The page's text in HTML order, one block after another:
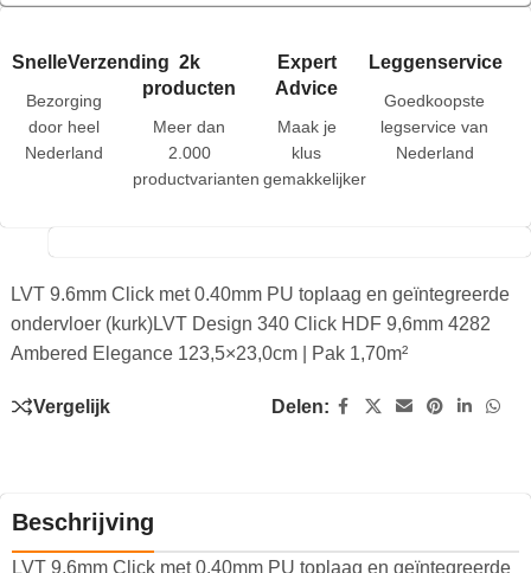
SnelleVerzending
Bezorging
door heel
Nederland
2k
producten
Meer dan
2.000
productvarianten
Expert
Advice
Maak je
klus
gemakkelijker
Leggenservice
Goedkoopste
legservice van
Nederland
LVT 9.6mm Click met 0.40mm PU toplaag en geïntegreerde
ondervloer (kurk)LVT Design 340 Click HDF 9,6mm 4282
Ambered Elegance 123,5×23,0cm | Pak 1,70m²
Vergelijk Delen:
Beschrijving
LVT 9.6mm Click met 0.40mm PU toplaag en geïntegreerde